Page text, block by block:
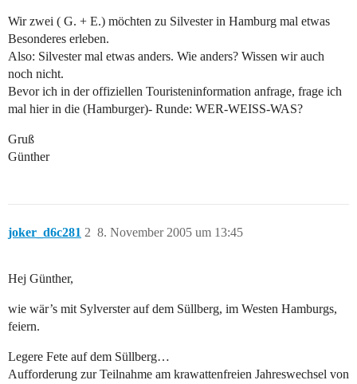
Wir zwei ( G. + E.) möchten zu Silvester in Hamburg mal etwas
Besonderes erleben.
Also: Silvester mal etwas anders. Wie anders? Wissen wir auch
noch nicht.
Bevor ich in der offiziellen Touristeninformation anfrage, frage ich
mal hier in die (Hamburger)- Runde: WER-WEISS-WAS?
Gruß
Günther
joker_d6c281 8. November 2005 um 13:45
2
Hej Günther,
wie wär’s mit Sylverster auf dem Süllberg, im Westen Hamburgs,
feiern.
Legere Fete auf dem Süllberg…
Aufforderung zur Teilnahme am krawattenfreien Jahreswechsel von